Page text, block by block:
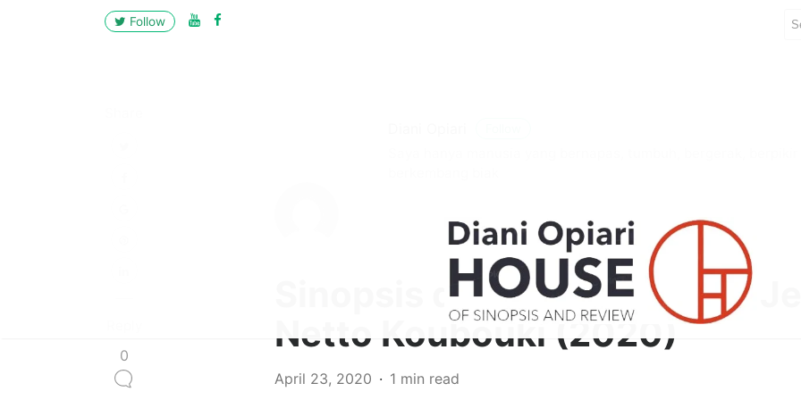
Follow
0
Sinopsis dan Review Drama
Netto Koubouki (2020)
April 23, 2020 1 min read